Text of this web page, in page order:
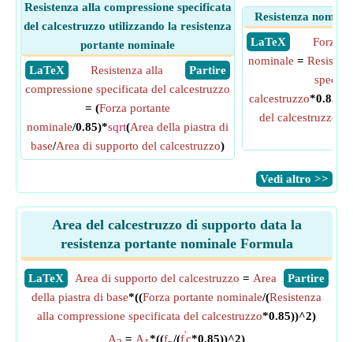
Resistenza alla compressione specificata
del calcestruzzo utilizzando la resistenza
portante nominale
​ LaTeX
​ Partire
Resistenza alla
compressione specificata del calcestruzzo
= (Forza portante
nominale/0.85)*sqrt(Area della piastra di
base/Area di supporto del calcestruzzo)
Resistenza
​ LaTeX
Forza
nominale =
calcestruzzo*0.85*
del calcestruzzo
​Vedi altro >>
Area del calcestruzzo di supporto data la
resistenza portante nominale Formula
​LaTeX ​Partire
Area di supporto del calcestruzzo = Area
della piastra di base*((Forza portante nominale/(Resistenza
alla compressione specificata del calcestruzzo*0.85))^2)
A
= A *((f /(f'c*0.85))^2)